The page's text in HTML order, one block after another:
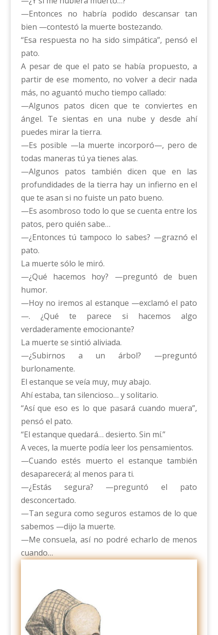
—Entonces no habría podido descansar tan
bien —contestó la muerte bostezando.
“Esa respuesta no ha sido simpática”, pensó el
pato.
A pesar de que el pato se había propuesto, a
partir de ese momento, no volver a decir nada
más, no aguantó mucho tiempo callado:
—Algunos patos dicen que te conviertes en
ángel. Te sientas en una nube y desde ahí
puedes mirar la tierra.
—Es posible —la muerte incorporó—, pero de
todas maneras tú ya tienes alas.
—Algunos patos también dicen que en las
profundidades de la tierra hay un infierno en el
que te asan si no fuiste un pato bueno.
—Es asombroso todo lo que se cuenta entre los
patos, pero quién sabe…
—¿Entonces tú tampoco lo sabes? —graznó el
pato.
La muerte sólo le miró.
—¿Qué hacemos hoy? —preguntó de buen
humor.
—Hoy no iremos al estanque —exclamó el pato
—. ¿Qué te parece si hacemos algo
verdaderamente emocionante?
La muerte se sintió aliviada.
—¿Subirnos a un árbol? —preguntó
burlonamente.
El estanque se veía muy, muy abajo.
Ahí estaba, tan silencioso… y solitario.
“Así que eso es lo que pasará cuando muera”,
pensó el pato.
“El estanque quedará… desierto. Sin mí.”
A veces, la muerte podía leer los pensamientos.
—Cuando estés muerto el estanque también
desaparecerá; al menos para ti.
—¿Estás segura? —preguntó el pato
desconcertado.
—Tan segura como seguros estamos de lo que
sabemos —dijo la muerte.
—Me consuela, así no podré echarlo de menos
cuando…